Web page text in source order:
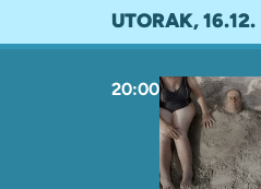
UTORAK, 16.12.
20:00